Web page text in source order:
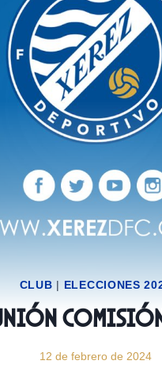
CLUB | ELECCIONES
12 de febrero de 2024